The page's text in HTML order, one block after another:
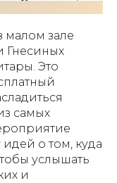
малом зале
Гнесиных
Это
самых
о том, куда
услышать
и